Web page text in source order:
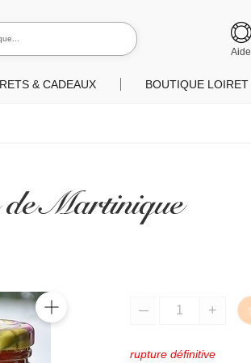
Aide
Rechercher
& CADEAUX BOUTIQUE LOIRET
de Martinique
rupture définitive